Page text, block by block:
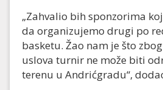
„Zahvalio bih sponzorima
da organizujemo drugi po
basketu. Žao nam je što
uslova turnir ne može biti
terenu u Andrićgradu“,